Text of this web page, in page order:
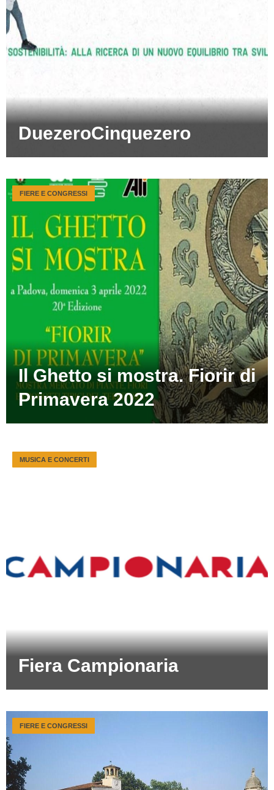
DuezeroCinquezero
Il Ghetto si mostra. Fiorir di
Primavera 2022
FIERE E CONGRESSI
Fiera Campionaria
MUSICA E CONCERTI
FIERE E CONGRESSI